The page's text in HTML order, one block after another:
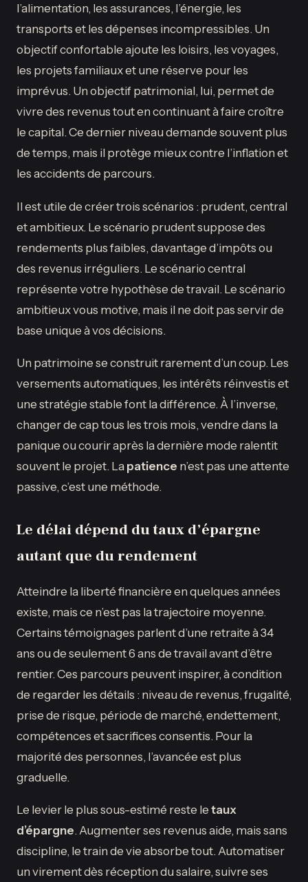
l’alimentation, les assurances, l’énergie, les
transports et les dépenses incompressibles. Un
objectif confortable ajoute les loisirs, les voyages,
les projets familiaux et une réserve pour les
imprévus. Un objectif patrimonial, lui, permet de
vivre des revenus tout en continuant à faire croître
le capital. Ce dernier niveau demande souvent plus
de temps, mais il protège mieux contre l’inflation et
les accidents de parcours.
Il est utile de créer trois scénarios : prudent, central
et ambitieux. Le scénario prudent suppose des
rendements plus faibles, davantage d’impôts ou
des revenus irréguliers. Le scénario central
représente votre hypothèse de travail. Le scénario
ambitieux vous motive, mais il ne doit pas servir de
base unique à vos décisions.
Un patrimoine se construit rarement d’un coup. Les
versements automatiques, les intérêts réinvestis et
une stratégie stable font la différence. À l’inverse,
changer de cap tous les trois mois, vendre dans la
panique ou courir après la dernière mode ralentit
souvent le projet. La patience n’est pas une attente
passive, c’est une méthode.
Le délai dépend du taux d’épargne
autant que du rendement
Atteindre la liberté financière en quelques années
existe, mais ce n’est pas la trajectoire moyenne.
Certains témoignages parlent d’une retraite à 34
ans ou de seulement 6 ans de travail avant d’être
rentier. Ces parcours peuvent inspirer, à condition
de regarder les détails : niveau de revenus, frugalité,
prise de risque, période de marché, endettement,
compétences et sacrifices consentis. Pour la
majorité des personnes, l’avancée est plus
graduelle.
Le levier le plus sous-estimé reste letaux
d’épargne. Augmenter ses revenus aide, mais sans
discipline, le train de vie absorbe tout. Automatiser
un virement dès réception du salaire, suivre ses